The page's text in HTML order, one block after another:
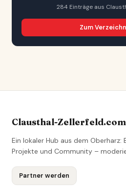
284 Einträge aus
Zum
Clausthal-Zellerfeld.com
Ein lokaler Hub aus dem Oberharz:
Projekte und Community –
Partner werden